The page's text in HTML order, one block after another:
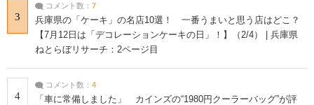
3
コメント数： 7
兵庫県の「ケーキ」の名店10選！ 一番うまいと思う店はどこ？
【7月12日は「デコレーションケーキの日」！】（2/4） | 兵庫県
ねとらぼリサーチ：2ページ目
4
コメント数： 4
「車に常備しました」 カインズの“1980円クーラーバッグ”が評